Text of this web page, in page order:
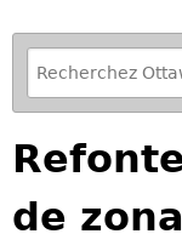
R
e
f
i
n
e
y
de